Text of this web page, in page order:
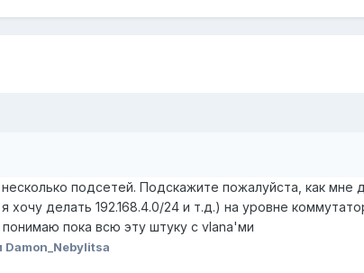
подсетей. Подскажите пожалуйста, как
хочу делать 192.168.4.0/24 и т.д.) на уровне
пока всю эту штуку с vlana'ми
Damon_Nebylitsa